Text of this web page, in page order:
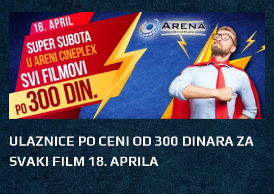
ULAZNICE PO CENI OD 300 DINARA ZA
SVAKI FILM 18. APRILA